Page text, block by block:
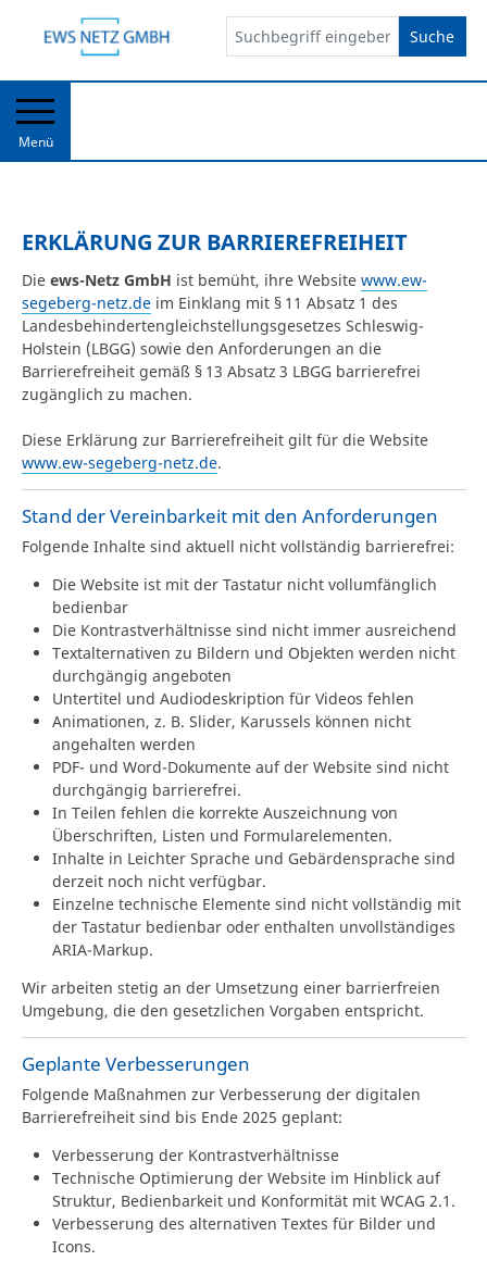
Suche
Menü
ERKLÄRUNG ZUR BARRIEREFREIHEIT
Die ews-Netz GmbH ist bemüht, ihre Website www.ew-
segeberg-netz.deim Einklang mit § 11 Absatz 1 des
Landesbehindertengleichstellungsgesetzes Schleswig-
Holstein (LBGG) sowie den Anforderungen an die
Barrierefreiheit gemäß § 13 Absatz 3 LBGG barrierefrei
zugänglich zu machen.
Diese Erklärung zur Barrierefreiheit gilt für die Website
www.ew-segeberg-netz.de.
Stand der Vereinbarkeit mit den Anforderungen
Folgende Inhalte sind aktuell nicht vollständig barrierefrei:
Die Website ist mit der Tastatur nicht vollumfänglich
bedienbar
Die Kontrastverhältnisse sind nicht immer ausreichend
Textalternativen zu Bildern und Objekten werden nicht
durchgängig angeboten
Untertitel und Audiodeskription für Videos fehlen
Animationen, z. B. Slider, Karussels können nicht
angehalten werden
PDF- und Word-Dokumente auf der Website sind nicht
durchgängig barrierefrei.
In Teilen fehlen die korrekte Auszeichnung von
Überschriften, Listen und Formularelementen.
Inhalte in Leichter Sprache und Gebärdensprache sind
derzeit noch nicht verfügbar.
Einzelne technische Elemente sind nicht vollständig mit
der Tastatur bedienbar oder enthalten unvollständiges
ARIA-Markup.
Wir arbeiten stetig an der Umsetzung einer barrierfreien
Umgebung, die den gesetzlichen Vorgaben entspricht.
Geplante Verbesserungen
Folgende Maßnahmen zur Verbesserung der digitalen
Barrierefreiheit sind bis Ende 2025 geplant:
Verbesserung der Kontrastverhältnisse
Technische Optimierung der Website im Hinblick auf
Struktur, Bedienbarkeit und Konformität mit WCAG 2.1.
Verbesserung des alternativen Textes für Bilder und
Icons.